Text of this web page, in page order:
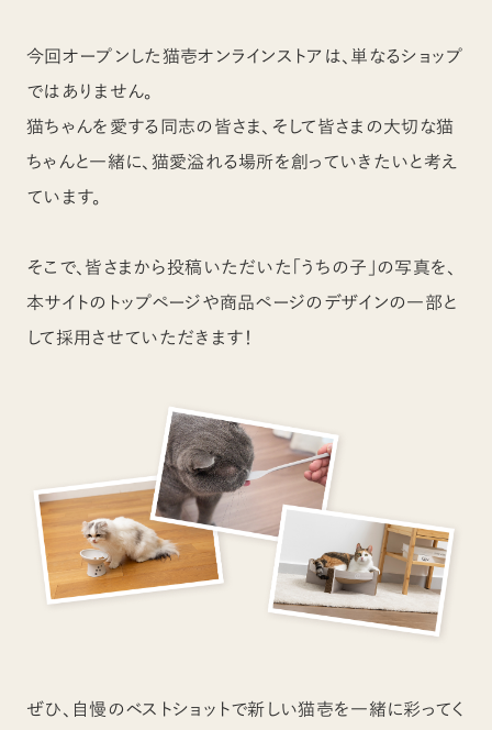
今回オープンした猫壱オンラインストアは、単なるショップ
ではありません。
猫ちゃんを愛する同志の皆さま、そして皆さまの大切な猫
ちゃんと一緒に、猫愛溢れる場所を創っていきたいと考え
ています。
そこで、皆さまから投稿いただいた「うちの子」の写真を、
本サイトのトップページや商品ページのデザインの一部と
して採用させていただきます！
ぜひ、自慢のベストショットで新しい猫壱を一緒に彩ってく